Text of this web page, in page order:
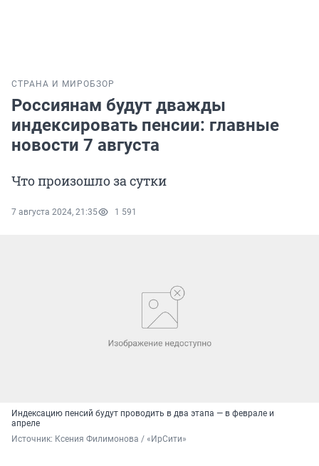
СТРАНА И МИРОБЗОР
Россиянам будут дважды
индексировать пенсии: главные
новости 7 августа
Что произошло за сутки
7 августа 2024, 21:35 1 591
Индексацию пенсий будут проводить в два этапа — в феврале и
апреле
Источник: Ксения Филимонова / «ИрСити»